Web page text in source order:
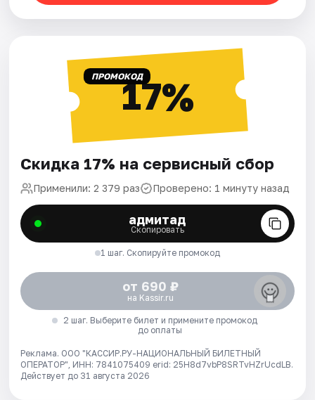
ПРОМОКОД17%
Скидка 17% на сервисный сбор
Применили: 2 379 раз Проверено: 1 минуту назад
адмитад
Скопировать
1 шаг. Скопируйте промокод
от 690 ₽
на Kassir.ru
2 шаг. Выберите билет и примените промокод
до оплаты
Реклама. ООО "КАССИР.РУ-НАЦИОНАЛЬНЫЙ БИЛЕТНЫЙ
ОПЕРАТОР", ИНН: 7841075409 erid: 25H8d7vbP8SRTvHZrUcdLB.
Действует до 31 августа 2026